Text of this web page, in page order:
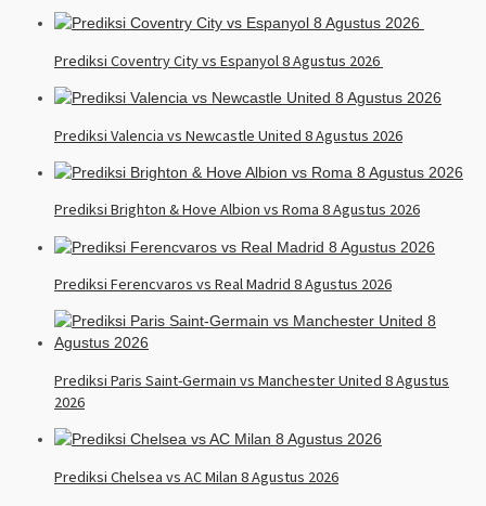
Prediksi Coventry City vs Espanyol 8 Agustus 2026
Prediksi Valencia vs Newcastle United 8 Agustus 2026
Prediksi Brighton & Hove Albion vs Roma 8 Agustus 2026
Prediksi Ferencvaros vs Real Madrid 8 Agustus 2026
Prediksi Paris Saint-Germain vs Manchester United 8 Agustus
2026
Prediksi Chelsea vs AC Milan 8 Agustus 2026